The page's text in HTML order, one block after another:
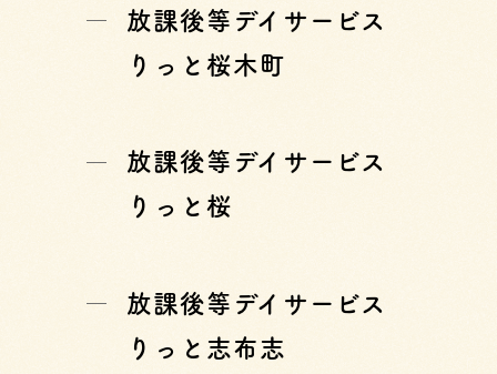
放課後等デイサービス
りっと桜木町
放課後等デイサービス
りっと桜
放課後等デイサービス
りっと志布志